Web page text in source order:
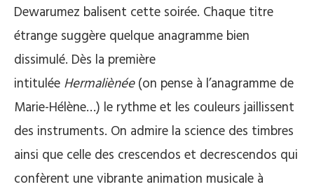
Dewarumez balisent cette soirée. Chaque titre
étrange suggère quelque anagramme bien
dissimulé. Dès la première
intitulée Hermaliènée(on pense à l’anagramme de
Marie-Hélène…) le rythme et les couleurs jaillissent
des instruments. On admire la science des timbres
ainsi que celle des crescendos et decrescendos qui
confèrent une vibrante animation musicale à